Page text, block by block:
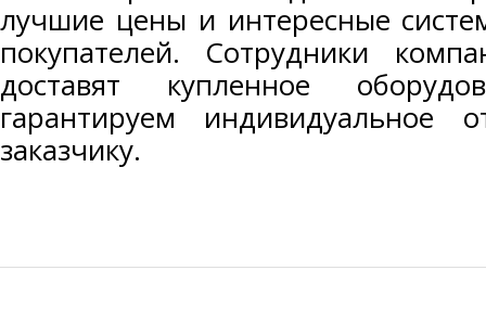
лучшие цены и интересные
покупателей. Сотрудники
доставят купленное
гарантируем индивидуальное
заказчику.